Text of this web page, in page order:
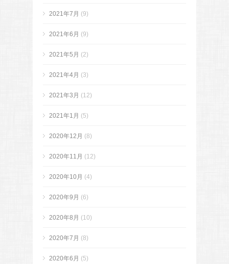
2021年7月 (9)
2021年6月 (9)
2021年5月 (2)
2021年4月 (3)
2021年3月 (12)
2021年1月 (5)
2020年12月 (8)
2020年11月 (12)
2020年10月 (4)
2020年9月 (6)
2020年8月 (10)
2020年7月 (8)
2020年6月 (5)